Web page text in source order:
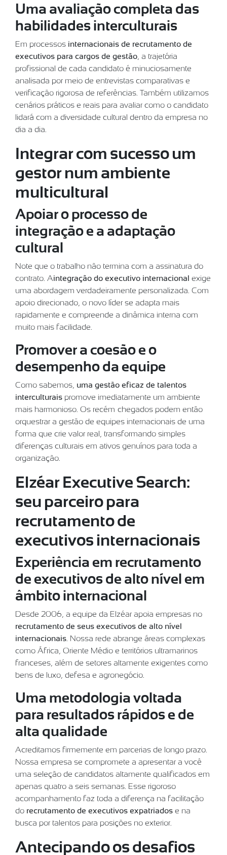
Uma avaliação completa das
habilidades interculturais
Em processos internacionais de recrutamento de
executivos para cargos de gestão, a trajetória
profissional de cada candidato é minuciosamente
analisada por meio de entrevistas comparativas e
verificação rigorosa de referências. Também utilizamos
cenários práticos e reais para avaliar como o candidato
lidará com a diversidade cultural dentro da empresa no
dia a dia.
Integrar com sucesso um
gestor num ambiente
multicultural
Apoiar o processo de
integração e a adaptação
cultural
Note que o trabalho não termina com a assinatura do
contrato. Aintegração do executivo internacional exige
uma abordagem verdadeiramente personalizada. Com
apoio direcionado, o novo líder se adapta mais
rapidamente e compreende a dinâmica interna com
muito mais facilidade.
Promover a coesão e o
desempenho da equipe
Como sabemos, uma gestão eficaz de talentos
interculturais promove imediatamente um ambiente
mais harmonioso. Os recém-chegados podem então
orquestrar a gestão de equipes internacionais de uma
forma que crie valor real, transformando simples
diferenças culturais em ativos genuínos para toda a
organização.
Elzéar Executive Search:
seu parceiro para
recrutamento de
executivos internacionais
Experiência em recrutamento
de executivos de alto nível em
âmbito internacional
Desde 2006, a equipe da Elzéar apoia empresas no
recrutamento de seus executivos de alto nível
internacionais. Nossa rede abrange áreas complexas
como África, Oriente Médio e territórios ultramarinos
franceses, além de setores altamente exigentes como
bens de luxo, defesa e agronegócio.
Uma metodologia voltada
para resultados rápidos e de
alta qualidade
Acreditamos firmemente em parcerias de longo prazo.
Nossa empresa se compromete a apresentar a você
uma seleção de candidatos altamente qualificados em
apenas quatro a seis semanas. Esse rigoroso
acompanhamento faz toda a diferença na facilitação
do recrutamento de executivos expatriados e na
busca por talentos para posições no exterior.
Antecipando os desafios